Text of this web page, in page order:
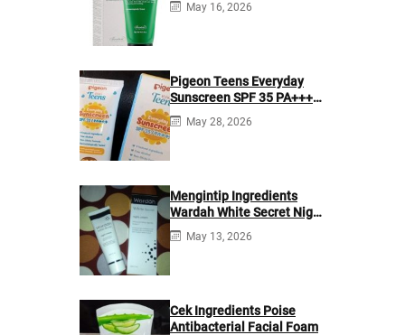
May 16, 2026
Pigeon Teens Everyday
Sunscreen SPF 35 PA+++
Ingredients
May 28, 2026
Mengintip Ingredients
Wardah White Secret Night
Cream
May 13, 2026
Cek Ingredients Poise
Antibacterial Facial Foam